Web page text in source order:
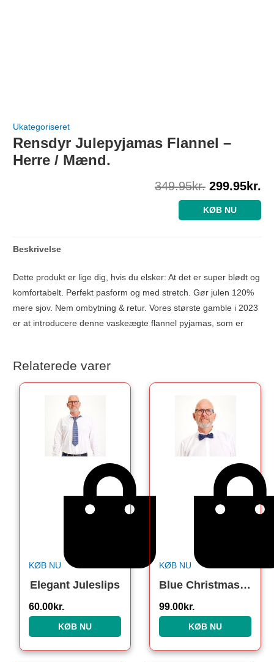
Ukategoriseret
Rensdyr Julepyjamas Flannel –
Herre / Mænd.
349.95kr. 299.95kr.
KØB NU
Beskrivelse
Dette produkt er lige dig, hvis du elsker: At det er super blødt og
komfortabelt. Perfekt pasform og med stretch. Gør julen 120%
mere sjov. Nem ombytning & retur. Vores største gamble i 2023
er at introducere denne vaskeægte flannel pyjamas, som er
Relaterede varer
KØB NU
Elegant Juleslips
60.00kr.
KØB NU
KØB NU
Blue Christmas Butterfly
99.00kr.
KØB NU